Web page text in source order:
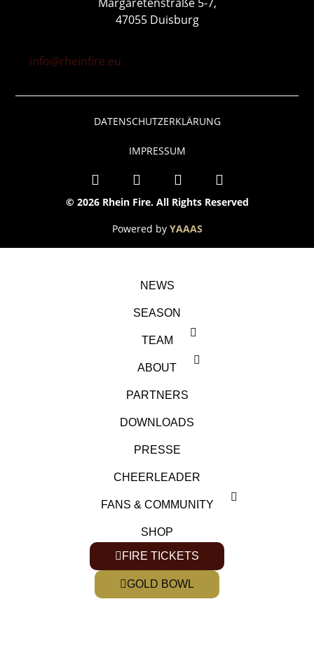
47055 Duisburg
info@rheinfire.eu
© 2026 Rhein Fire. All Rights Reserved
DATENSCHUTZERKLÄRUNG
IMPRESSUM
Powered by YAAAS
NEWS
SEASON
TEAM
ABOUT
PARTNERS
DOWNLOADS
PRESSE
CHEERLEADER
FANS & COMMUNITY
SHOP
FIRE TICKETS
GOLD BOWL